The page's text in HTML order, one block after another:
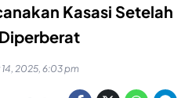
Kasasi Setelah
2025, 6:03 pm